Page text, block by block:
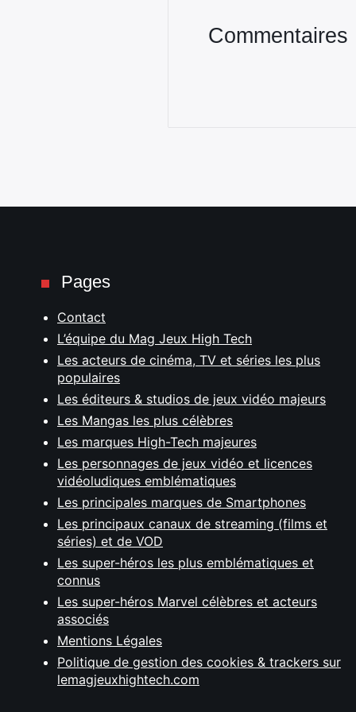
Commentaires
Pages
Contact
L’équipe du Mag Jeux High Tech
Les acteurs de cinéma, TV et séries les plus
populaires
Les éditeurs & studios de jeux vidéo majeurs
Les Mangas les plus célèbres
Les marques High-Tech majeures
Les personnages de jeux vidéo et licences
vidéoludiques emblématiques
Les principales marques de Smartphones
Les principaux canaux de streaming (films et
séries) et de VOD
Les super-héros les plus emblématiques et
connus
Les super-héros Marvel célèbres et acteurs
associés
Mentions Légales
Politique de gestion des cookies & trackers sur
lemagjeuxhightech.com